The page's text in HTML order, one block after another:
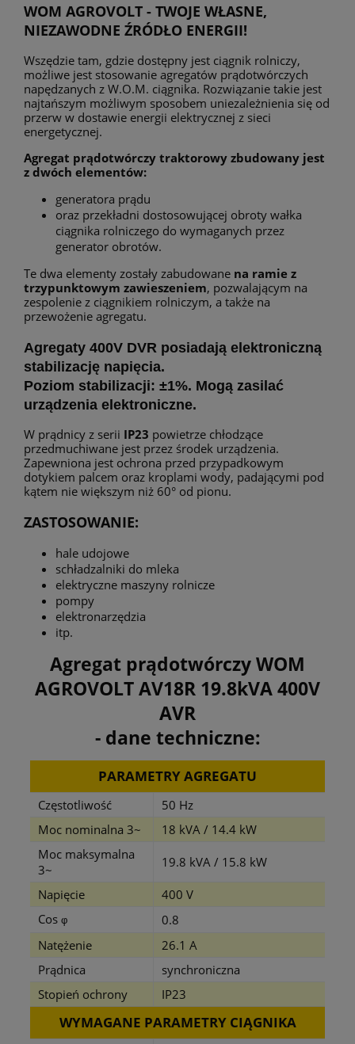
WOM AGROVOLT - TWOJE WŁASNE,
NIEZAWODNE ŹRÓDŁO ENERGII!
Wszędzie tam, gdzie dostępny jest ciągnik rolniczy,
możliwe jest stosowanie agregatów prądotwórczych
napędzanych z W.O.M. ciągnika. Rozwiązanie takie jest
najtańszym możliwym sposobem uniezależnienia się od
przerw w dostawie energii elektrycznej z sieci
energetycznej.
Agregat prądotwórczy traktorowy zbudowany jest
z dwóch elementów:
generatora prądu
oraz przekładni dostosowującej obroty wałka
ciągnika rolniczego do wymaganych przez
generator obrotów.
Te dwa elementy zostały zabudowane na ramie z
trzypunktowym zawieszeniem, pozwalającym na
zespolenie z ciągnikiem rolniczym, a także na
przewożenie agregatu.
Agregaty 400V DVR posiadają elektroniczną
stabilizację napięcia.
Poziom stabilizacji: ±1%. Mogą zasilać
urządzenia elektroniczne.
W prądnicy z serii IP23 powietrze chłodzące
przedmuchiwane jest przez środek urządzenia.
Zapewniona jest ochrona przed przypadkowym
dotykiem palcem oraz kroplami wody, padającymi pod
kątem nie większym niż 60° od pionu.
ZASTOSOWANIE:
hale udojowe
schładzalniki do mleka
elektryczne maszyny rolnicze
pompy
elektronarzędzia
itp.
Agregat prądotwórczyWOM
AGROVOLT AV18R 19.8kVA 400V
AVR
- dane techniczne:
PARAMETRY AGREGATU
Częstotliwość
50 Hz
Moc nominalna 3~
18 kVA / 14.4 kW
Moc maksymalna
3~
19.8 kVA / 15.8 kW
Napięcie
400 V
Cos φ
0.8
Natężenie
26.1 A
Prądnica
synchroniczna
Stopień ochrony
IP23
WYMAGANE PARAMETRY CIĄGNIKA